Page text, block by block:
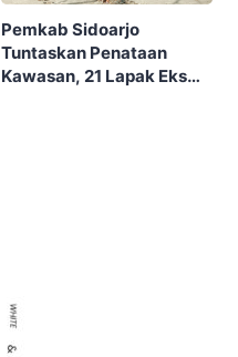
Pemkab Sidoarjo
Tuntaskan Penataan
Kawasan, 21 Lapak Eks